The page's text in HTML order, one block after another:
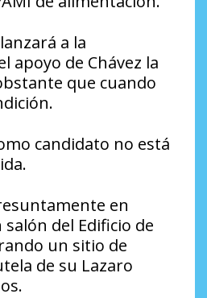
a la
apoyo de Chávez la
que cuando
candidato no está
en
del Edificio de
un sitio de
de su Lazaro